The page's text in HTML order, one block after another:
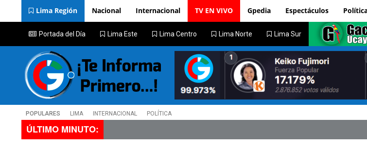
Lima Región Nacional Internacional TV EN VIVO Gpedia Espectáculos
Portada del Día Lima Este Lima Centro Lima Norte Lima Sur
POPULARES LIMA INTERNACIONAL POLÍTICA
ÚLTIMO MINUTO: